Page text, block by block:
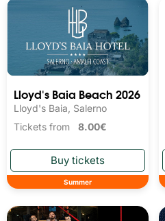
Lloyd's Baia Beach 2026
Lloyd's Baia, Salerno
Tickets from 8.00€
Summer